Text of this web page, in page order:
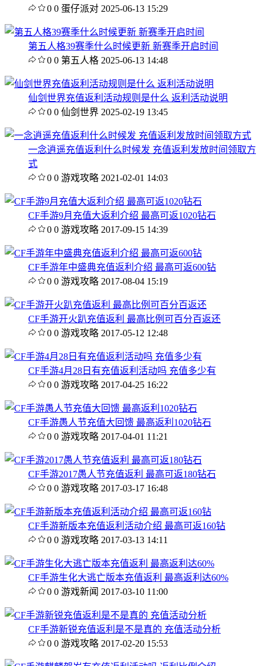
0 0 蛋仔派对 2025-06-13 15:29
第五人格39赛季什么时候更新 新赛季开启时间
0 0 第五人格 2025-06-13 14:48
仙剑世界充值返利活动规则是什么 返利活动说明
0 0 仙剑世界 2025-02-19 13:45
一念逍遥充值返利什么时候发 充值返利发放时间领取方
式
0 0 游戏攻略 2021-02-01 14:03
CF手游9月充值大返利介绍 最高可返1020钻石
0 0 游戏攻略 2017-09-15 14:39
CF手游年中盛典充值返利介绍 最高可返600钻
0 0 游戏攻略 2017-08-04 15:19
CF手游开火趴充值返利 最高比例可百分百返还
0 0 游戏攻略 2017-05-12 12:48
CF手游4月28日有充值返利活动吗 充值多少有
0 0 游戏攻略 2017-04-25 16:22
CF手游愚人节充值大回馈 最高返利1020钻石
0 0 游戏攻略 2017-04-01 11:21
CF手游2017愚人节充值返利 最高可返180钻石
0 0 游戏攻略 2017-03-17 16:48
CF手游新版本充值返利活动介绍 最高可返160钻
0 0 游戏攻略 2017-03-13 14:11
CF手游生化大逃亡版本充值返利 最高返利达60%
0 0 游戏新闻 2017-03-10 11:00
CF手游新锐充值返利是不是真的 充值活动分析
0 0 游戏攻略 2017-02-20 15:53